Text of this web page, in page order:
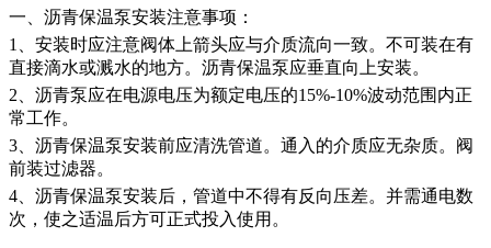
一、沥青保温泵安装注意事项：
1、安装时应注意阀体上箭头应与介质流向一致。不可装在有
直接滴水或溅水的地方。沥青保温泵应垂直向上安装。
2、沥青泵应在电源电压为额定电压的15%-10%波动范围内正
常工作。
3、沥青保温泵安装前应清洗管道。通入的介质应无杂质。阀
前装过滤器。
4、沥青保温泵安装后，管道中不得有反向压差。并需通电数
次，使之适温后方可正式投入使用。